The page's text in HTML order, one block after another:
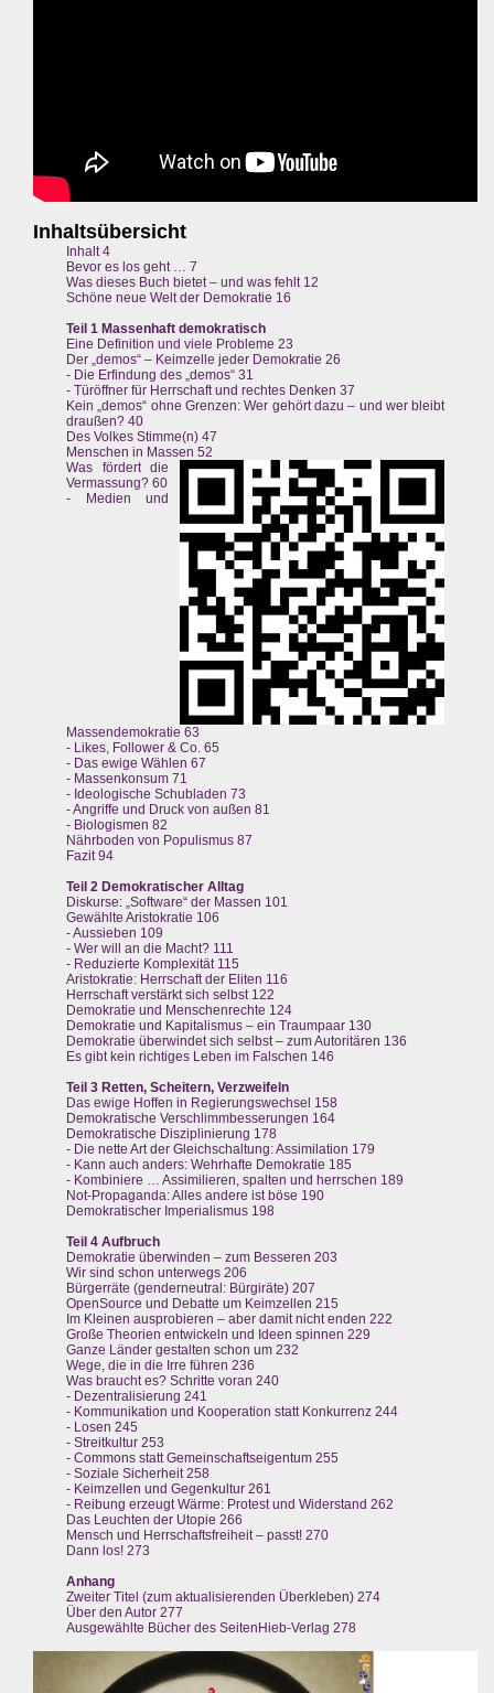
Inhaltsübersicht
Inhalt 4
Bevor es los geht … 7
Was dieses Buch bietet – und was fehlt 12
Schöne neue Welt der Demokratie 16
Teil 1 Massenhaft demokratisch
Eine Definition und viele Probleme 23
Der „demos“ – Keimzelle jeder Demokratie 26
- Die Erfindung des „demos“ 31
- Türöffner für Herrschaft und rechtes Denken 37
Kein „demos“ ohne Grenzen: Wer gehört dazu – und wer bleibt
draußen? 40
Des Volkes Stimme(n) 47
Menschen in Massen 52
Was fördert die
Vermassung? 60
- Medien und
Massendemokratie 63
- Likes, Follower & Co. 65
- Das ewige Wählen 67
- Massenkonsum 71
- Ideologische Schubladen 73
- Angriffe und Druck von außen 81
- Biologismen 82
Nährboden von Populismus 87
Fazit 94
Teil 2 Demokratischer Alltag
Diskurse: „Software“ der Massen 101
Gewählte Aristokratie 106
- Aussieben 109
- Wer will an die Macht? 111
- Reduzierte Komplexität 115
Aristokratie: Herrschaft der Eliten 116
Herrschaft verstärkt sich selbst 122
Demokratie und Menschenrechte 124
Demokratie und Kapitalismus – ein Traumpaar 130
Demokratie überwindet sich selbst – zum Autoritären 136
Es gibt kein richtiges Leben im Falschen 146
Teil 3 Retten, Scheitern, Verzweifeln
Das ewige Hoffen in Regierungswechsel 158
Demokratische Verschlimmbesserungen 164
Demokratische Disziplinierung 178
- Die nette Art der Gleichschaltung: Assimilation 179
- Kann auch anders: Wehrhafte Demokratie 185
- Kombiniere … Assimilieren, spalten und herrschen 189
Not-Propaganda: Alles andere ist böse 190
Demokratischer Imperialismus 198
Teil 4 Aufbruch
Demokratie überwinden – zum Besseren 203
Wir sind schon unterwegs 206
Bürgerräte (genderneutral: Bürgiräte) 207
OpenSource und Debatte um Keimzellen 215
Im Kleinen ausprobieren – aber damit nicht enden 222
Große Theorien entwickeln und Ideen spinnen 229
Ganze Länder gestalten schon um 232
Wege, die in die Irre führen 236
Was braucht es? Schritte voran 240
- Dezentralisierung 241
- Kommunikation und Kooperation statt Konkurrenz 244
- Losen 245
- Streitkultur 253
- Commons statt Gemeinschaftseigentum 255
- Soziale Sicherheit 258
- Keimzellen und Gegenkultur 261
- Reibung erzeugt Wärme: Protest und Widerstand 262
Das Leuchten der Utopie 266
Mensch und Herrschaftsfreiheit – passt! 270
Dann los! 273
Anhang
Zweiter Titel (zum aktualisierenden Überkleben) 274
Über den Autor 277
Ausgewählte Bücher des SeitenHieb-Verlag 278